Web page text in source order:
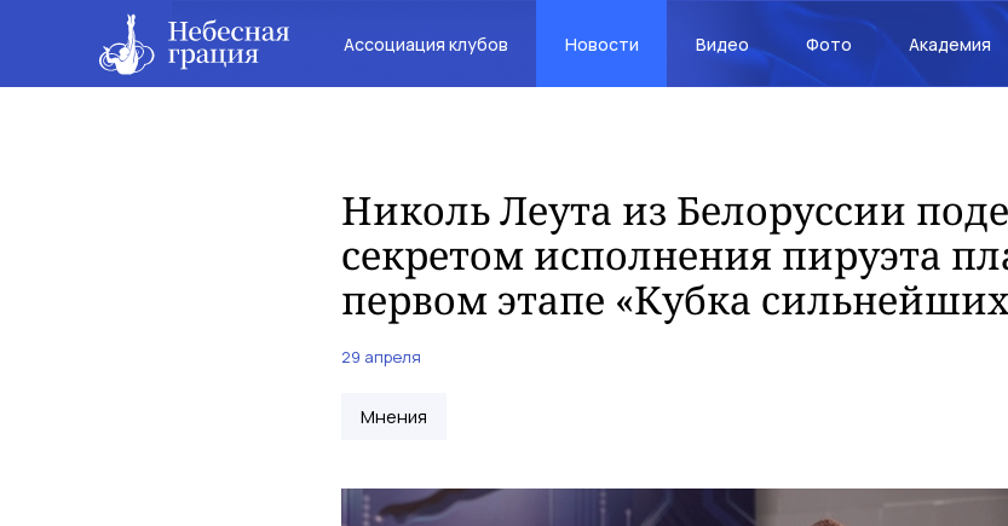
Ассоциация клубов Новости Видео Фото Академия
Николь Леута из Белоруссии
секретом исполнения пируэта
первом этапе «Кубка
29 апреля
Мнения